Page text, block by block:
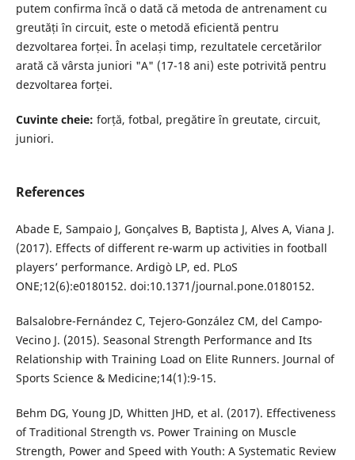
putem confirma încă o dată că metoda de antrenament cu
greutăți în circuit, este o metodă eficientă pentru
dezvoltarea forței. În același timp, rezultatele cercetărilor
arată că vârsta juniori "A" (17-18 ani) este potrivită pentru
dezvoltarea forței.
Cuvinte cheie: forță, fotbal, pregătire în greutate, circuit,
juniori.
References
Abade E, Sampaio J, Gonçalves B, Baptista J, Alves A, Viana J.
(2017). Effects of different re-warm up activities in football
players’ performance. Ardigò LP, ed. PLoS
ONE;12(6):e0180152. doi:10.1371/journal.pone.0180152.
Balsalobre-Fernández C, Tejero-González CM, del Campo-
Vecino J. (2015). Seasonal Strength Performance and Its
Relationship with Training Load on Elite Runners. Journal of
Sports Science & Medicine;14(1):9-15.
Behm DG, Young JD, Whitten JHD, et al. (2017). Effectiveness
of Traditional Strength vs. Power Training on Muscle
Strength, Power and Speed with Youth: A Systematic Review